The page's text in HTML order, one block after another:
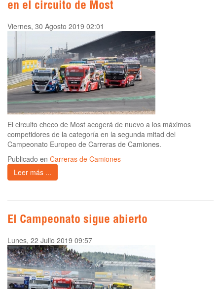
en el circuito de Most
Viernes, 30 Agosto 2019 02:01
El circuito checo de Most acogerá de nuevo a los máximos
competidores de la categoría en la segunda mitad del
Campeonato Europeo de Carreras de Camiones.
Publicado en Carreras de Camiones
Leer más ...
El Campeonato sigue abierto
Lunes, 22 Julio 2019 09:57